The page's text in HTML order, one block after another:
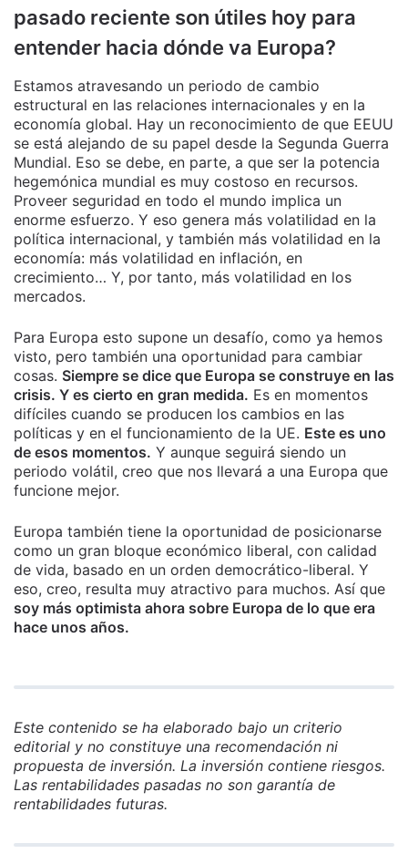
pasado reciente son útiles hoy para
entender hacia dónde va Europa?
Estamos atravesando un periodo de cambio
estructural en las relaciones internacionales y en la
economía global. Hay un reconocimiento de que EEUU
se está alejando de su papel desde la Segunda Guerra
Mundial. Eso se debe, en parte, a que ser la potencia
hegemónica mundial es muy costoso en recursos.
Proveer seguridad en todo el mundo implica un
enorme esfuerzo. Y eso genera más volatilidad en la
política internacional, y también más volatilidad en la
economía: más volatilidad en inflación, en
crecimiento… Y, por tanto, más volatilidad en los
mercados.
Para Europa esto supone un desafío, como ya hemos
visto, pero también una oportunidad para cambiar
cosas. Siempre se dice que Europa se construye en las
crisis. Y es cierto en gran medida. Es en momentos
difíciles cuando se producen los cambios en las
políticas y en el funcionamiento de la UE. Este es uno
de esos momentos. Y aunque seguirá siendo un
periodo volátil, creo que nos llevará a una Europa que
funcione mejor.
Europa también tiene la oportunidad de posicionarse
como un gran bloque económico liberal, con calidad
de vida, basado en un orden democrático-liberal. Y
eso, creo, resulta muy atractivo para muchos. Así que
soy más optimista ahora sobre Europa de lo que era
hace unos años.
Este contenido se ha elaborado bajo un criterio
editorial y no constituye una recomendación ni
propuesta de inversión. La inversión contiene riesgos.
Las rentabilidades pasadas no son garantía de
rentabilidades futuras.